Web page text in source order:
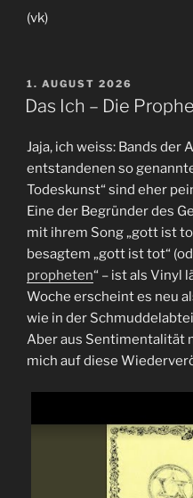
(vk)
VERÖFFENTLICHT
AM
1. AUGUST 2026
Das Ich – Die
Jaja, ich weiss: Bands der
entstandenen so
Todeskunst“ sind eher
Eine der Begründer des
mit ihrem Song „gott ist
besagtem „gott ist tot“
propheten“ – ist als Vinyl
Woche erscheint es neu
wie in der
Aber aus Sentimentalität
mich auf diese